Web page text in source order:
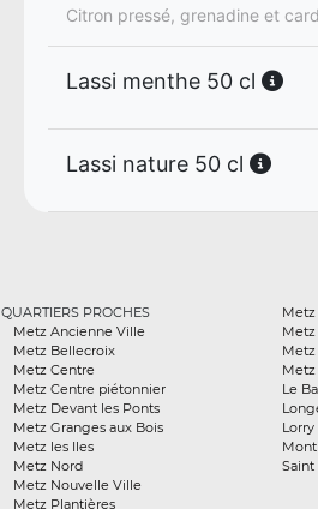
Citron pressé, grenadine et
Lassi menthe 50 cl
Lassi nature 50 cl
QUARTIERS PROCHES
Metz Ancienne Ville
Metz Bellecroix
Metz Centre
Metz Centre piétonnier
Metz Devant les Ponts
Metz Granges aux Bois
Metz les Iles
Metz Nord
Metz Nouvelle Ville
Metz Plantières
Metz
Metz
Le